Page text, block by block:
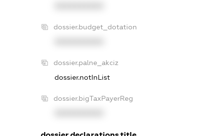
dossier.budget_dotation
dossier.palne_akciz
dossier.notInList
dossier.bigTaxPayerReg